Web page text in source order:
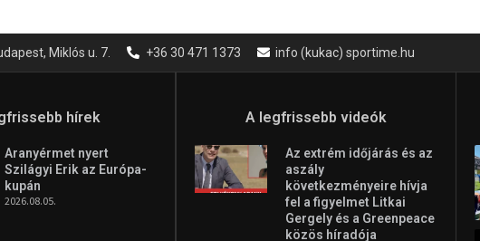
Miklós u. 7. +36 30 471 1373 info (kukac) sportime.hu
hírek
Aranyérmet nyert
Szilágyi Erik az Európa-
kupán
2026.08.05.
A legfrissebb videók
Az extrém időjárás és az
aszály
következményeire hívja
fel a figyelmet Litkai
Gergely és a Greenpeace
közös híradója